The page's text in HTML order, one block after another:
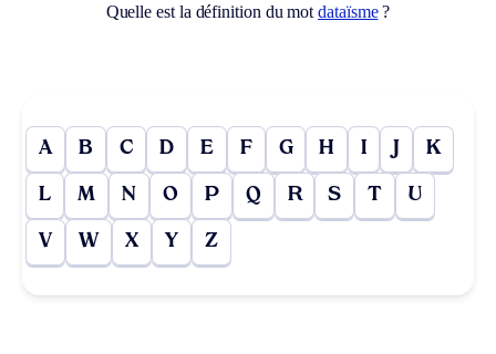
Quelle est la définition du motdataïsme?
A B C D E F G H I J K
L M N O P Q R S T U
V W X Y Z